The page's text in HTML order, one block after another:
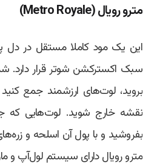
مترو رویال (Metro Royale)
این یک مود کاملا مستقل در دل
سبک اکسترکشن شوتر قرار دارد.
بروید، لوت‌های ارزشمند جمع
نقشه خارج شوید. لوت‌هایی که
بفروشید و با پول آن اسلحه و
مترو رویال دارای سیستم لول‌آپ